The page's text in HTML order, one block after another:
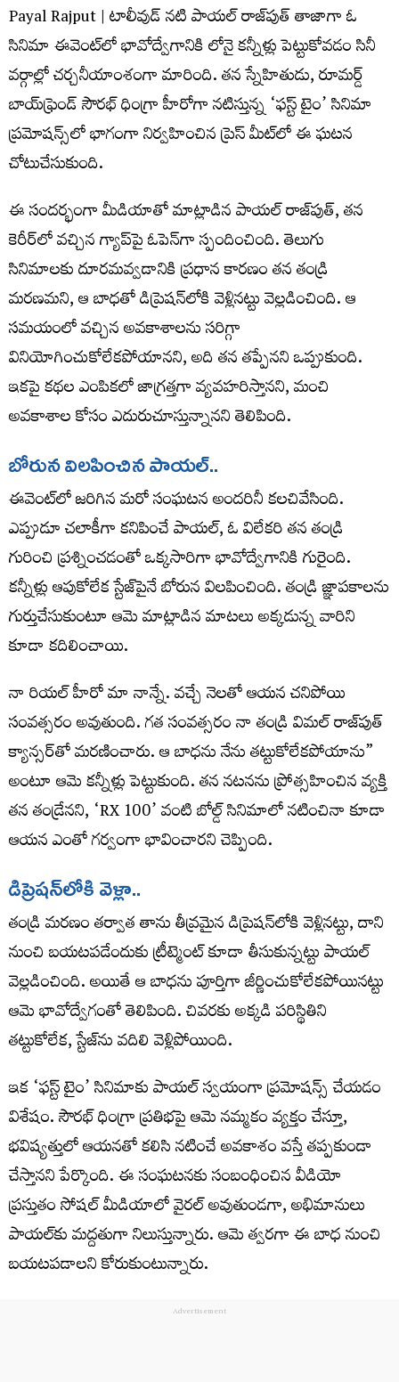
Payal Rajput | టాలీవుడ్ నటి పాయల్ రాజ్‌పుత్ తాజాగా ఓ
సినిమా ఈవెంట్‌లో భావోద్వేగానికి లోనై కన్నీళ్లు పెట్టుకోవడం సినీ
వర్గాల్లో చర్చనీయాంశంగా మారింది. తన స్నేహితుడు, రూమర్డ్
బాయ్‌ఫ్రెండ్ సౌరభ్ ధింగ్రా హీరోగా నటిస్తున్న ‘ఫస్ట్ టైం’ సినిమా
ప్రమోషన్స్‌లో భాగంగా నిర్వహించిన ప్రెస్ మీట్‌లో ఈ ఘటన
చోటుచేసుకుంది.
ఈ సందర్భంగా మీడియాతో మాట్లాడిన పాయల్ రాజ్‌పుత్, తన
కెరీర్‌లో వచ్చిన గ్యాప్‌పై ఓపెన్‌గా స్పందించింది. తెలుగు
సినిమాలకు దూరమవ్వడానికి ప్రధాన కారణం తన తండ్రి
మరణమని, ఆ బాధతో డిప్రెషన్‌లోకి వెళ్లినట్టు వెల్లడించింది. ఆ
సమయంలో వచ్చిన అవకాశాలను సరిగ్గా
వినియోగించుకోలేకపోయానని, అది తన తప్పేనని ఒప్పుకుంది.
ఇకపై కథల ఎంపికలో జాగ్రత్తగా వ్యవహరిస్తానని, మంచి
అవకాశాల కోసం ఎదురుచూస్తున్నానని తెలిపింది.
బోరున విల‌పించిన పాయ‌ల్..
ఈవెంట్‌లో జరిగిన మరో సంఘటన అందరినీ కలచివేసింది.
ఎప్పుడూ చలాకీగా కనిపించే పాయల్, ఓ విలేకరి తన తండ్రి
గురించి ప్రశ్నించడంతో ఒక్కసారిగా భావోద్వేగానికి గురైంది.
కన్నీళ్లు ఆపుకోలేక స్టేజ్‌పైనే బోరున విలపించింది. తండ్రి జ్ఞాపకాలను
గుర్తుచేసుకుంటూ ఆమె మాట్లాడిన మాటలు అక్కడున్న వారిని
కూడా కదిలించాయి.
నా రియల్ హీరో మా నాన్నే. వచ్చే నెలతో ఆయన చనిపోయి
సంవత్సరం అవుతుంది. గత సంవత్సరం నా తండ్రి విమల్ రాజ్‌పుత్
క్యాన్సర్‌తో మరణించారు. ఆ బాధను నేను తట్టుకోలేకపోయాను”
అంటూ ఆమె కన్నీళ్లు పెట్టుకుంది. తన నటనను ప్రోత్సహించిన వ్యక్తి
తన తండ్రేనని, ‘RX 100’ వంటి బోల్డ్ సినిమాలో నటించినా కూడా
ఆయన ఎంతో గర్వంగా భావించారని చెప్పింది.
డిప్రెష‌న్‌లోకి వెళ్లా..
తండ్రి మరణం తర్వాత తాను తీవ్రమైన డిప్రెషన్‌లోకి వెళ్లినట్టు, దాని
నుంచి బయటపడేందుకు ట్రీట్మెంట్ కూడా తీసుకున్నట్టు పాయల్
వెల్లడించింది. అయితే ఆ బాధను పూర్తిగా జీర్ణించుకోలేకపోయినట్టు
ఆమె భావోద్వేగంతో తెలిపింది. చివరకు అక్కడి పరిస్థితిని
తట్టుకోలేక, స్టేజ్‌ను వదిలి వెళ్లిపోయింది.
ఇక ‘ఫస్ట్ టైం’ సినిమాకు పాయల్ స్వయంగా ప్రమోషన్స్ చేయడం
విశేషం. సౌరభ్ ధింగ్రా ప్రతిభపై ఆమె నమ్మకం వ్యక్తం చేస్తూ,
భవిష్యత్తులో ఆయనతో కలిసి నటించే అవకాశం వస్తే తప్పకుండా
చేస్తానని పేర్కొంది. ఈ సంఘటనకు సంబంధించిన వీడియో
ప్రస్తుతం సోషల్ మీడియాలో వైరల్ అవుతుండగా, అభిమానులు
పాయల్‌కు మద్దతుగా నిలుస్తున్నారు. ఆమె త్వరగా ఈ బాధ నుంచి
బయటపడాలని కోరుకుంటున్నారు.